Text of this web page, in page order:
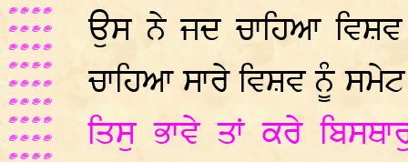
ਉਸ ਨੇ ਜਦ ਚਾਹਿਆ
ਚਾਹਿਆ ਸਾਰੇ ਵਿਸ਼ਵ ਨੂੰ
ਤਿਸੁ ਭਾਵੇ ਤਾਂ ਕਰੇ